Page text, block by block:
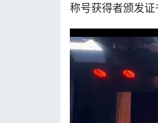
称号获得者颁发